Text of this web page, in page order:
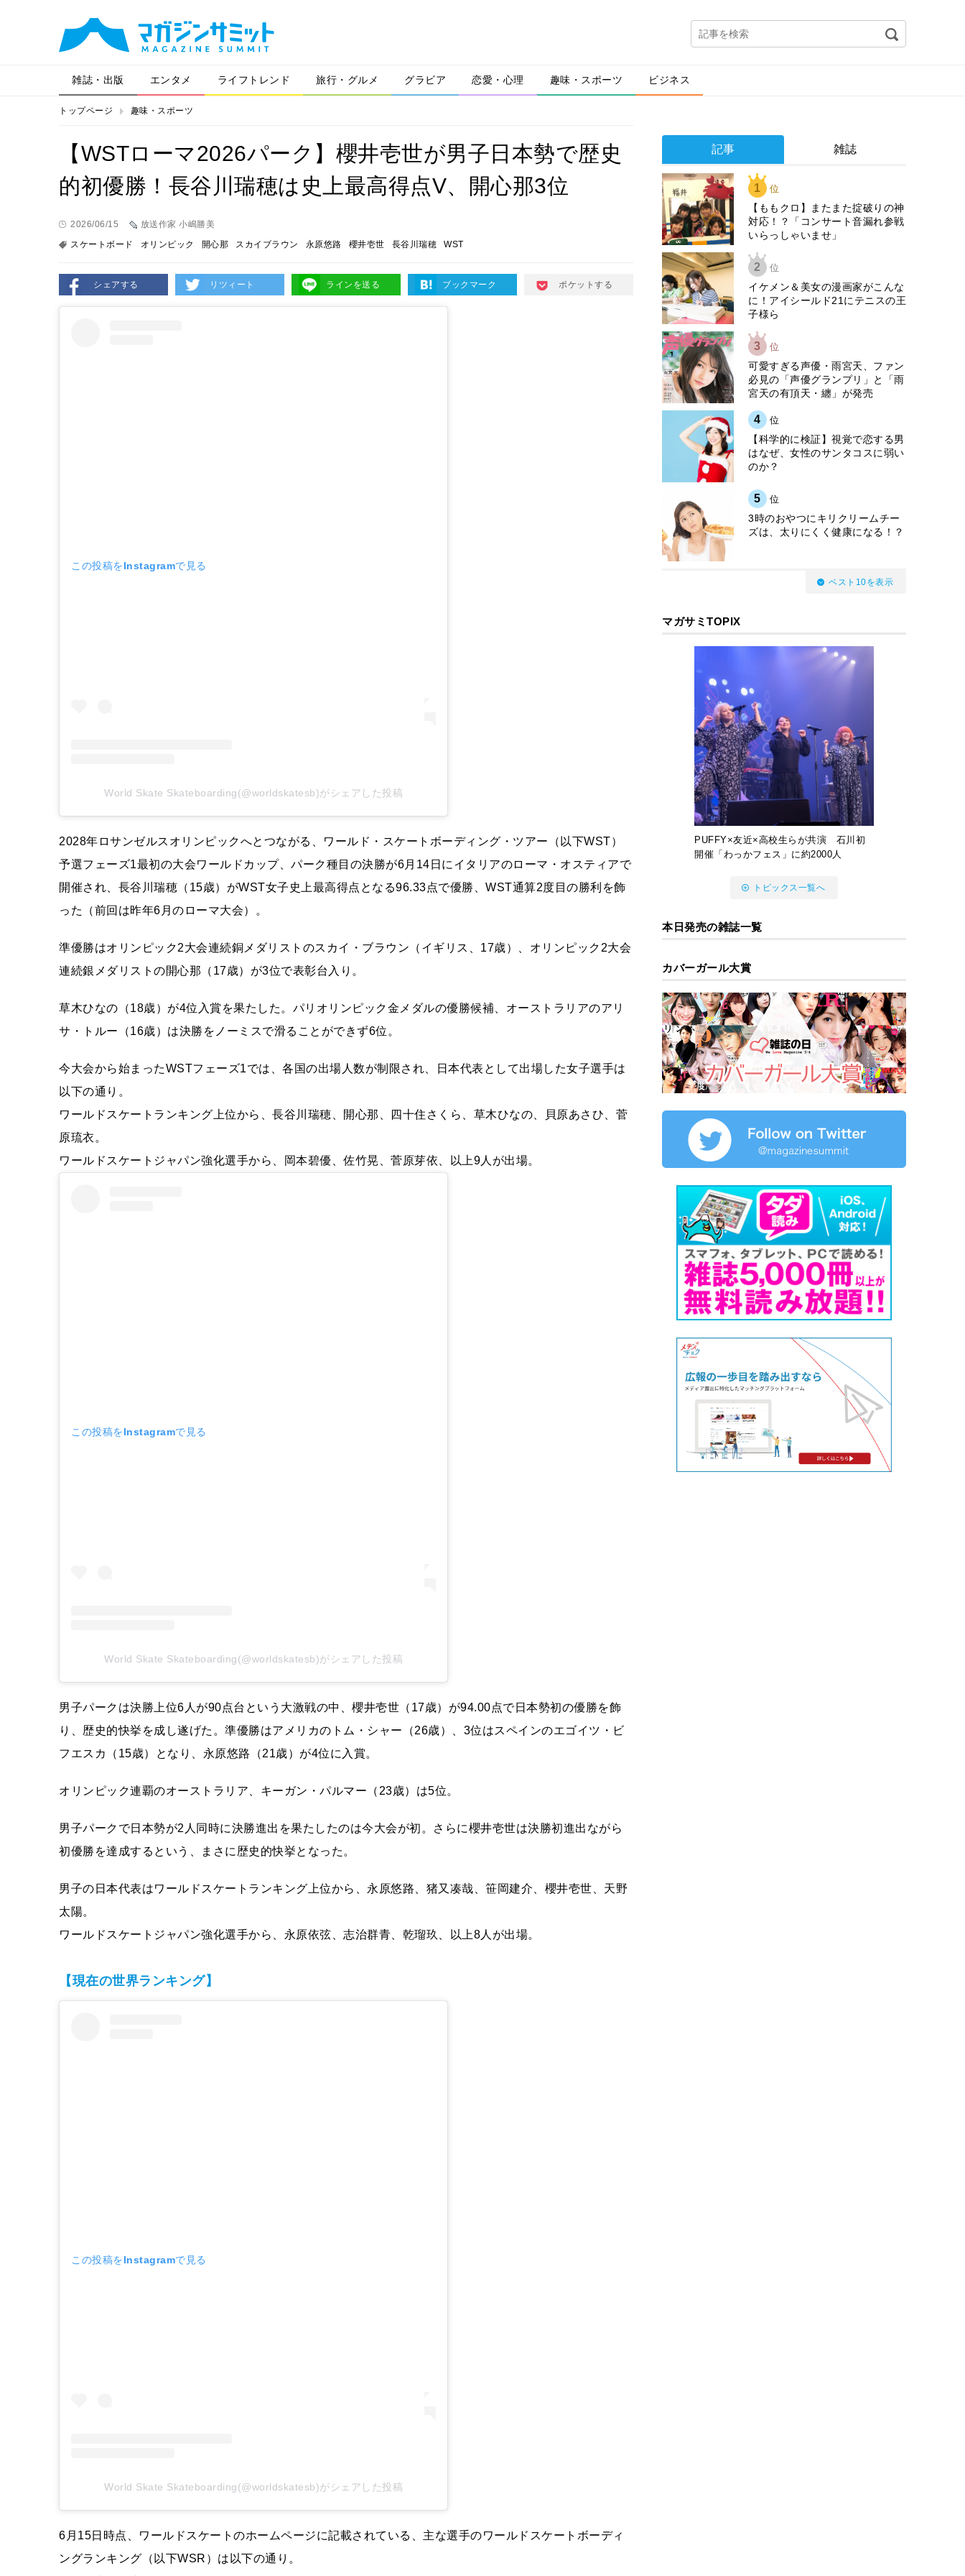
雑誌・出版 エンタメ ライフトレンド 旅行・グルメ グラビア 恋愛・心理 趣味・スポーツ ビジネス
トップページ 趣味・スポーツ
【WSTローマ2026パーク】櫻井壱世が男子日本勢で歴史
的初優勝！長谷川瑞穂は史上最高得点V、開心那3位
2026/06/15
放送作家 小嶋勝美
スケートボード
オリンピック 開心那 スカイブラウン 永原悠路 櫻井壱世 長谷川瑞穂 WST
シェアする リツィート ラインを送る ブックマーク ポケットする
この投稿をInstagramで見る
World Skate Skateboarding(@worldskatesb)がシェアした投稿
2028年ロサンゼルスオリンピックへとつながる、ワールド・スケートボーディング・ツアー（以下WST）
予選フェーズ1最初の大会ワールドカップ、パーク種目の決勝が6月14日にイタリアのローマ・オスティアで
開催され、長谷川瑞穂（15歳）がWST女子史上最高得点となる96.33点で優勝、WST通算2度目の勝利を飾
った（前回は昨年6月のローマ大会）。
準優勝はオリンピック2大会連続銅メダリストのスカイ・ブラウン（イギリス、17歳）、オリンピック2大会
連続銀メダリストの開心那（17歳）が3位で表彰台入り。
草木ひなの（18歳）が4位入賞を果たした。パリオリンピック金メダルの優勝候補、オーストラリアのアリ
サ・トルー（16歳）は決勝をノーミスで滑ることができず6位。
今大会から始まったWSTフェーズ1では、各国の出場人数が制限され、日本代表として出場した女子選手は
以下の通り。
ワールドスケートランキング上位から、長谷川瑞穂、開心那、四十住さくら、草木ひなの、貝原あさひ、菅
原琉衣。
ワールドスケートジャパン強化選手から、岡本碧優、佐竹晃、菅原芽依、以上9人が出場。
この投稿をInstagramで見る
World Skate Skateboarding(@worldskatesb)がシェアした投稿
男子パークは決勝上位6人が90点台という大激戦の中、櫻井壱世（17歳）が94.00点で日本勢初の優勝を飾
り、歴史的快挙を成し遂げた。準優勝はアメリカのトム・シャー（26歳）、3位はスペインのエゴイツ・ビ
フエスカ（15歳）となり、永原悠路（21歳）が4位に入賞。
オリンピック連覇のオーストラリア、キーガン・パルマー（23歳）は5位。
男子パークで日本勢が2人同時に決勝進出を果たしたのは今大会が初。さらに櫻井壱世は決勝初進出ながら
初優勝を達成するという、まさに歴史的快挙となった。
男子の日本代表はワールドスケートランキング上位から、永原悠路、猪又凑哉、笹岡建介、櫻井壱世、天野
太陽。
ワールドスケートジャパン強化選手から、永原依弦、志治群青、乾瑠玖、以上8人が出場。
【現在の世界ランキング】
この投稿をInstagramで見る
World Skate Skateboarding(@worldskatesb)がシェアした投稿
6月15日時点、ワールドスケートのホームページに記載されている、主な選手のワールドスケートボーディ
ングランキング（以下WSR）は以下の通り。
記事 雑誌
1 位
【ももクロ】またまた掟破りの神
対応！？「コンサート音漏れ参戦
いらっしゃいませ」
2 位
イケメン＆美女の漫画家がこんな
に！アイシールド21にテニスの王
子様ら
3 位
可愛すぎる声優・雨宮天、ファン
必見の「声優グランプリ」と「雨
宮天の有頂天・纏」が発売
4 位
【科学的に検証】視覚で恋する男
はなぜ、女性のサンタコスに弱い
のか？
5 位
3時のおやつにキリクリームチー
ズは、太りにくく健康になる！？
ベスト10を表示
マガサミTOPIX
PUFFY×友近×高校生らが共演 石川初
開催「わっかフェス」に約2000人
トピックス一覧へ
本日発売の雑誌一覧
カバーガール大賞